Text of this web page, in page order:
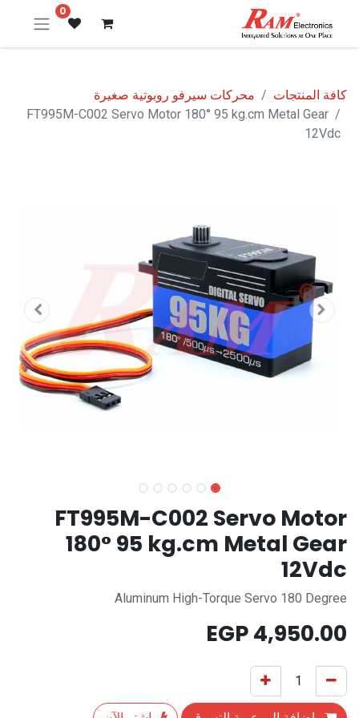
0
كافة المنتجات
محركات سيرفو روبوتية صغيرة
FT995M-C002 Servo Motor 180° 95 kg.cm Metal Gear
12Vdc
FT995M-C002 Servo Motor
180° 95 kg.cm Metal Gear
12Vdc
Aluminum High-Torque Servo 180 Degree
4,950.00